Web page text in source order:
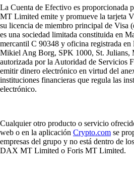
La Cuenta de Efectivo es proporcionada
MT Limited emite y promueve la tarjeta
su licencia de miembro principal de Visa
es una sociedad limitada constituida en
mercantil C 90348 y oficina registrada
Mikiel Ang Borg, SPK 1000, St. Julians,
autorizada por la Autoridad de Servicios
emitir dinero electrónico en virtud del
instituciones financieras que regula las
electrónico.
Cualquier otro producto o servicio
web o en la aplicación Crypto.com se
empresas del grupo y no está dentro de
DAX MT Limited o Foris MT Limited.